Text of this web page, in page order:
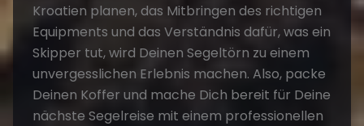
Kroatien planen, das Mitbringen des richtigen
Equipments und das Verständnis dafür, was ein
Skipper tut, wird Deinen Segeltörn zu einem
unvergesslichen Erlebnis machen. Also, packe
Deinen Koffer und mache Dich bereit für Deine
nächste Segelreise mit einem professionellen